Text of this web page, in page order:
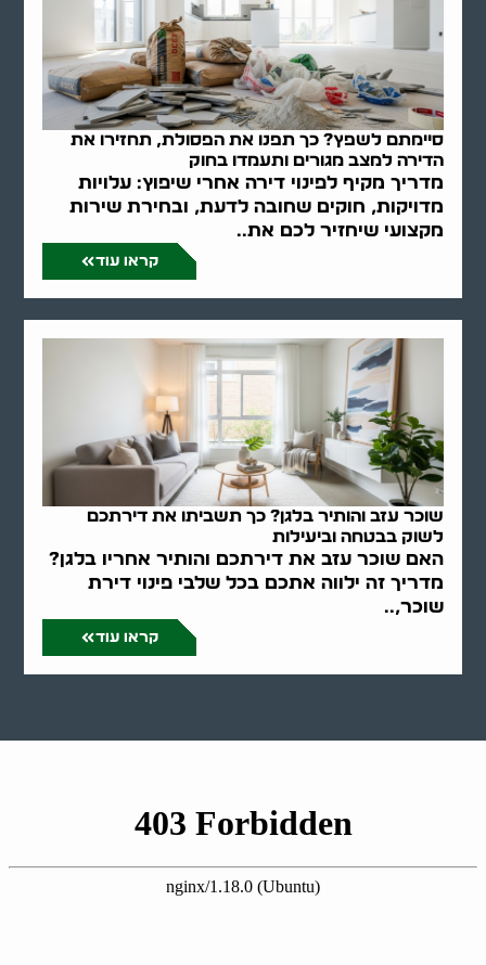
סיימתם לשפץ? כך תפנו את הפסולת, תחזירו את
הדירה למצב מגורים ותעמדו בחוק
מדריך מקיף לפינוי דירה אחרי שיפוץ: עלויות
מדויקות, חוקים שחובה לדעת, ובחירת שירות
מקצועי שיחזיר לכם את..
קראו עוד
שוכר עזב והותיר בלגן? כך תשביתו את דירתכם
לשוק בבטחה וביעילות
האם שוכר עזב את דירתכם והותיר אחריו בלגן?
מדריך זה ילווה אתכם בכל שלבי פינוי דירת
שוכר,..
קראו עוד